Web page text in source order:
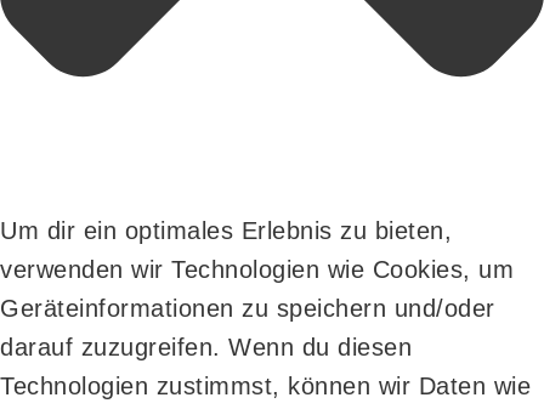
Um dir ein optimales Erlebnis zu bieten,
verwenden wir Technologien wie Cookies, um
Geräteinformationen zu speichern und/oder
darauf zuzugreifen. Wenn du diesen
Technologien zustimmst, können wir Daten wie